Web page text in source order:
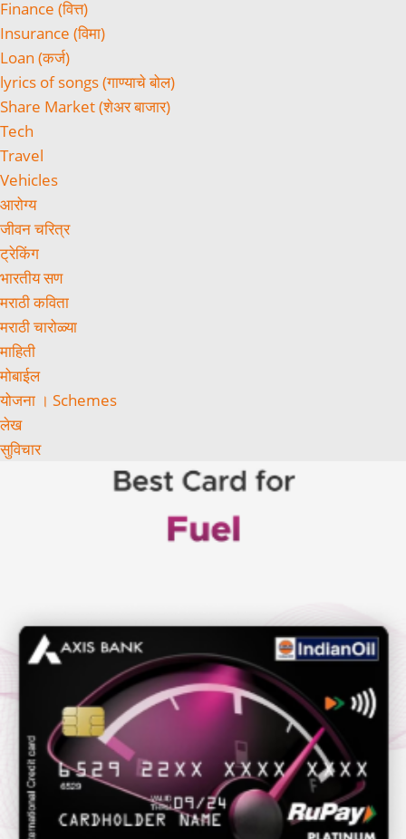
Finance (वित्त)
Insurance (विमा)
Loan (कर्ज)
lyrics of songs (गाण्याचे बोल)
Share Market (शेअर बाजार)
Tech
Travel
Vehicles
आरोग्य
जीवन चरित्र
ट्रेकिंग
भारतीय सण
मराठी कविता
मराठी चारोळ्या
माहिती
मोबाईल
योजना । Schemes
लेख
सुविचार